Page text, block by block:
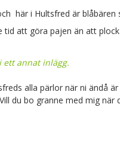
här i Hultsfred är
tid att göra pajen än att
i ett annat inlägg.
alla pärlor när ni ändå
du bo granne med mig när